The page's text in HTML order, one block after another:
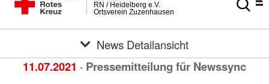
Ortsverein Zuzenhausen
RN / Heidelberg e.V.
News Detailansicht
11.07.2021 · Pressemitteilung für Newssync